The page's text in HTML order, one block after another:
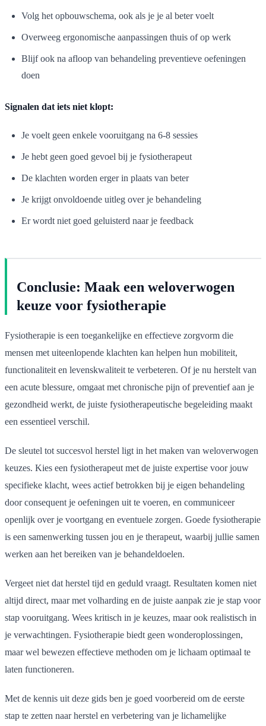
Volg het opbouwschema, ook als je je al beter voelt
Overweeg ergonomische aanpassingen thuis of op werk
Blijf ook na afloop van behandeling preventieve oefeningen
doen
Signalen dat iets niet klopt:
Je voelt geen enkele vooruitgang na 6-8 sessies
Je hebt geen goed gevoel bij je fysiotherapeut
De klachten worden erger in plaats van beter
Je krijgt onvoldoende uitleg over je behandeling
Er wordt niet goed geluisterd naar je feedback
Conclusie: Maak een weloverwogen
keuze voor fysiotherapie
Fysiotherapie is een toegankelijke en effectieve zorgvorm die
mensen met uiteenlopende klachten kan helpen hun mobiliteit,
functionaliteit en levenskwaliteit te verbeteren. Of je nu herstelt van
een acute blessure, omgaat met chronische pijn of preventief aan je
gezondheid werkt, de juiste fysiotherapeutische begeleiding maakt
een essentieel verschil.
De sleutel tot succesvol herstel ligt in het maken van weloverwogen
keuzes. Kies een fysiotherapeut met de juiste expertise voor jouw
specifieke klacht, wees actief betrokken bij je eigen behandeling
door consequent je oefeningen uit te voeren, en communiceer
openlijk over je voortgang en eventuele zorgen. Goede fysiotherapie
is een samenwerking tussen jou en je therapeut, waarbij jullie samen
werken aan het bereiken van je behandeldoelen.
Vergeet niet dat herstel tijd en geduld vraagt. Resultaten komen niet
altijd direct, maar met volharding en de juiste aanpak zie je stap voor
stap vooruitgang. Wees kritisch in je keuzes, maar ook realistisch in
je verwachtingen. Fysiotherapie biedt geen wonderoplossingen,
maar wel bewezen effectieve methoden om je lichaam optimaal te
laten functioneren.
Met de kennis uit deze gids ben je goed voorbereid om de eerste
stap te zetten naar herstel en verbetering van je lichamelijke